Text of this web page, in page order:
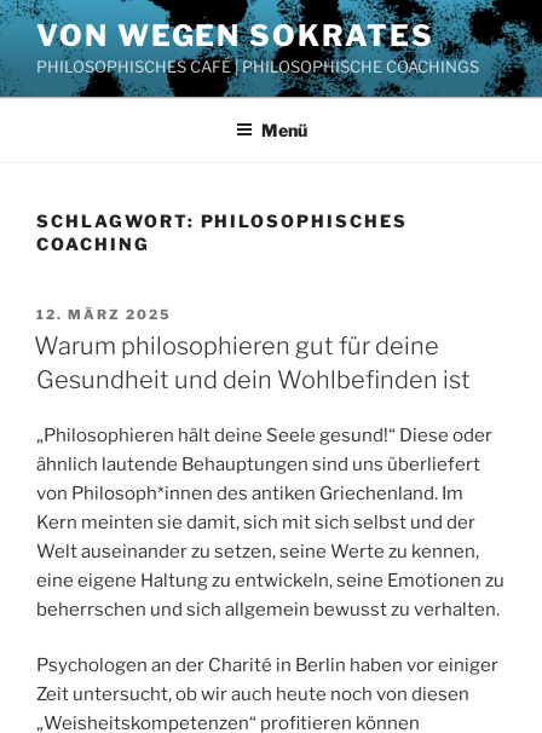
Zum
Inhalt
springen
VON WEGEN SOKRATES
PHILOSOPHISCHES CAFÉ | PHILOSOPHISCHE COACHINGS
Menü
SCHLAGWORT: PHILOSOPHISCHES
COACHING
VERÖFFENTLICHT
AM
12. MÄRZ 2025
Warum philosophieren gut für deine
Gesundheit und dein Wohlbefinden ist
„Philosophieren hält deine Seele gesund!“ Diese oder
ähnlich lautende Behauptungen sind uns überliefert
von Philosoph*innen des antiken Griechenland. Im
Kern meinten sie damit, sich mit sich selbst und der
Welt auseinander zu setzen, seine Werte zu kennen,
eine eigene Haltung zu entwickeln, seine Emotionen zu
beherrschen und sich allgemein bewusst zu verhalten.
Psychologen an der Charité in Berlin haben vor einiger
Zeit untersucht, ob wir auch heute noch von diesen
„Weisheitskompetenzen“ profitieren können